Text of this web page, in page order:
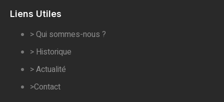
Liens Utiles
> Qui sommes-nous ?
> Historique
> Actualité
>Contact